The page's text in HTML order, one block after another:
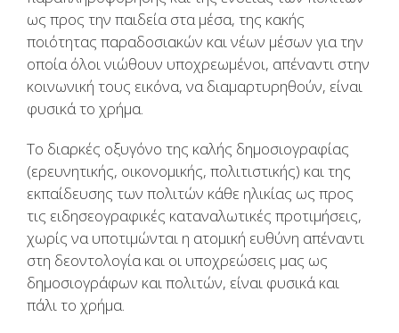
ως προς την παιδεία στα μέσα, της κακής
ποιότητας παραδοσιακών και νέων μέσων για την
οποία όλοι νιώθουν υποχρεωμένοι, απέναντι στην
κοινωνική τους εικόνα, να διαμαρτυρηθούν, είναι
φυσικά το χρήμα.
Το διαρκές οξυγόνο της καλής δημοσιογραφίας
(ερευνητικής, οικονομικής, πολιτιστικής) και της
εκπαίδευσης των πολιτών κάθε ηλικίας ως προς
τις ειδησεογραφικές καταναλωτικές προτιμήσεις,
χωρίς να υποτιμώνται η ατομική ευθύνη απέναντι
στη δεοντολογία και οι υποχρεώσεις μας ως
δημοσιογράφων και πολιτών, είναι φυσικά και
πάλι το χρήμα.